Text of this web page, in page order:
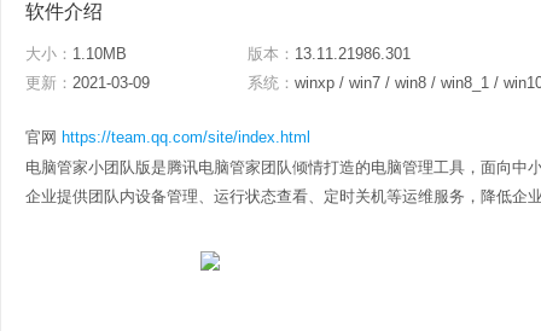
软件介绍
大小： 1.10MB 版本： 13.11.21986.301
更新： 2021-03-09 系统： winxp / win7 / win8 / win8_1 /
官网 https://team.qq.com/site/index.html
电脑管家小团队版是腾讯电脑管家团队倾情打造的电脑管理工具，面向中
企业提供团队内设备管理、运行状态查看、定时关机等运维服务，降低企